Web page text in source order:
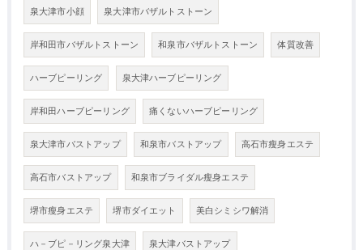
泉大津市小顔 泉大津市バザルトストーン
岸和田市バザルトストーン 和泉市バザルトストーン 体質改善
ハーブピーリング 泉大津ハーブピーリング
岸和田ハーブピーリング 痛くないハーブピーリング
泉大津市バストアップ 和泉市バストアップ 高石市瘦身エステ
高石市バストアップ 和泉市ブライダル瘦身エステ
堺市瘦身エステ 堺市ダイエット 美白シミシワ解消
ハ－ブピ－リング泉大津 泉大津バストアップ